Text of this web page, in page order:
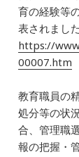
b
o
o
k
育の経験等
表されました
https://
00007.htm
教育職員の
処分等の状
合、管理職
報の把握・